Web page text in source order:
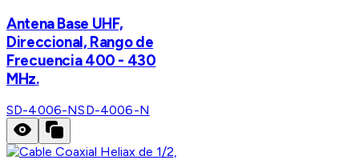
Antena Base UHF,
Direccional, Rango de
Frecuencia 400 - 430
MHz.
SD-4006-NSD-4006-N